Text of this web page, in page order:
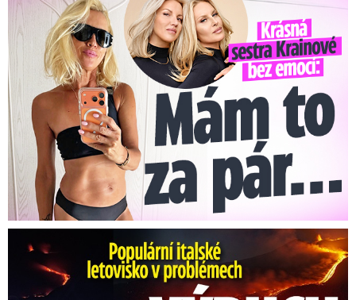
Krásná sestra Krainové bez emocí: Mám to za pár…
Erupce sicilské sopky Etny: Ruší desítky letů